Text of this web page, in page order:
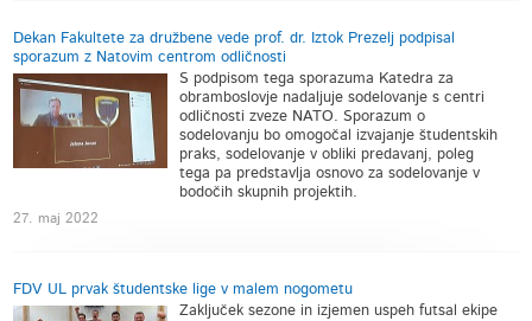
Dekan Fakultete za družbene vede prof. dr. Iztok Prezelj podpisal
sporazum z Natovim centrom odličnosti
S podpisom tega sporazuma Katedra za
obramboslovje nadaljuje sodelovanje s centri
odličnosti zveze NATO. Sporazum o
sodelovanju bo omogočal izvajanje študentskih
praks, sodelovanje v obliki predavanj, poleg
tega pa predstavlja osnovo za sodelovanje v
bodočih skupnih projektih.
27. maj 2022
FDV UL prvak študentske lige v malem nogometu
Zaključek sezone in izjemen uspeh futsal ekipe